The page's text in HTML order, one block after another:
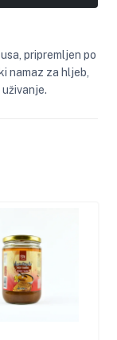
pripremljen po
namaz za hljeb,